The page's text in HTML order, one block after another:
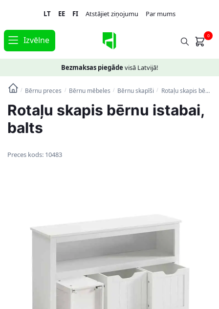
navigation
content
LT EE FI Atstājiet ziņojumu Par mums
Izvēlne 0
Bezmaksas piegāde visā Latvijā!
/ Bērnu preces / Bērnu mēbeles / Bērnu skapīši / Rotaļu skapis bērnu istabai, balts
Rotaļu skapis bērnu istabai,
balts
Preces kods: 10483